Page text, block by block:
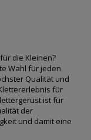
die Kleinen?
Wahl für jeden
Qualität und
für
ist für
der
und damit eine